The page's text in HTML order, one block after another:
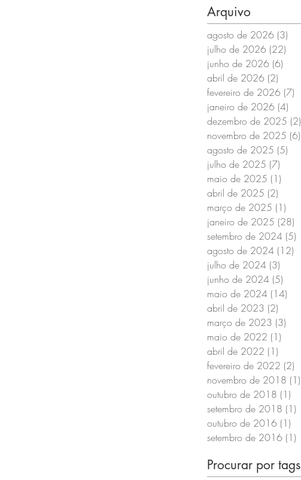
Arquivo
agosto de 2026 (3)
julho de 2026 (22)
junho de 2026 (6)
abril de 2026 (2)
fevereiro de 2026 (7)
janeiro de 2026 (4)
dezembro de 2025 (2)
novembro de 2025 (6)
agosto de 2025 (5)
julho de 2025 (7)
maio de 2025 (1)
abril de 2025 (2)
março de 2025 (1)
janeiro de 2025 (28)
setembro de 2024 (5)
agosto de 2024 (12)
julho de 2024 (3)
junho de 2024 (5)
maio de 2024 (14)
abril de 2023 (2)
março de 2023 (3)
maio de 2022 (1)
abril de 2022 (1)
fevereiro de 2022 (2)
novembro de 2018 (1)
outubro de 2018 (1)
setembro de 2018 (1)
outubro de 2016 (1)
setembro de 2016 (1)
Procurar por tags